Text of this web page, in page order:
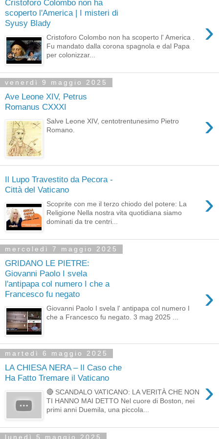
Cristoforo Colombo non ha
scoperto l'America | I misteri di
Syusy Blady
›
Cristoforo Colombo non ha scoperto l' America .
Fu mandato dalla corona spagnola e dal Papa
per colonizzar...
venerdì 9 maggio 2025
Ave Leone XIV, Petrus
Romanus CXXXI
›
Salve Leone XIV, centotrentunesimo Pietro
Romano.
Il Lupo Travestito da Pecora -
Città del Vaticano
›
Scoprite con me il terzo chiodo del potere: La
Religione Nella nostra vita quotidiana siamo
dominati da tre centri...
mercoledì 7 maggio 2025
GRIDANO LE PIETRE:
Giovanni Paolo I svela
l'antipapa col numero I che a
Francesco fu negato
›
Giovanni Paolo I svela l' antipapa col numero I
che a Francesco fu negato. 3 mag 2025 ...
martedì 6 maggio 2025
LA CHIESA NERA – Il Caso che
Ha Fatto Tremare il Vaticano
›
🔴 SCANDALO VATICANO: LA VERITÀ CHE NON
TI HANNO MAI DETTO Nel cuore di Boston, nei
primi anni Duemila, una piccola...
lunedì 5 maggio 2025